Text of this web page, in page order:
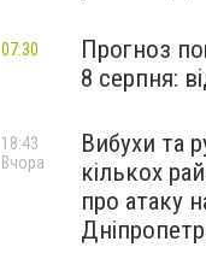
Прогноз
8 серпня:
07:30
Вибухи та
кількох
про атаку
18:43
Вчора